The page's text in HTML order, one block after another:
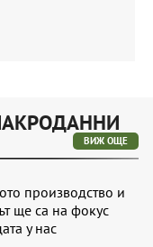
ВИЖ ОЩЕ
производство и
ще са на фокус
у нас